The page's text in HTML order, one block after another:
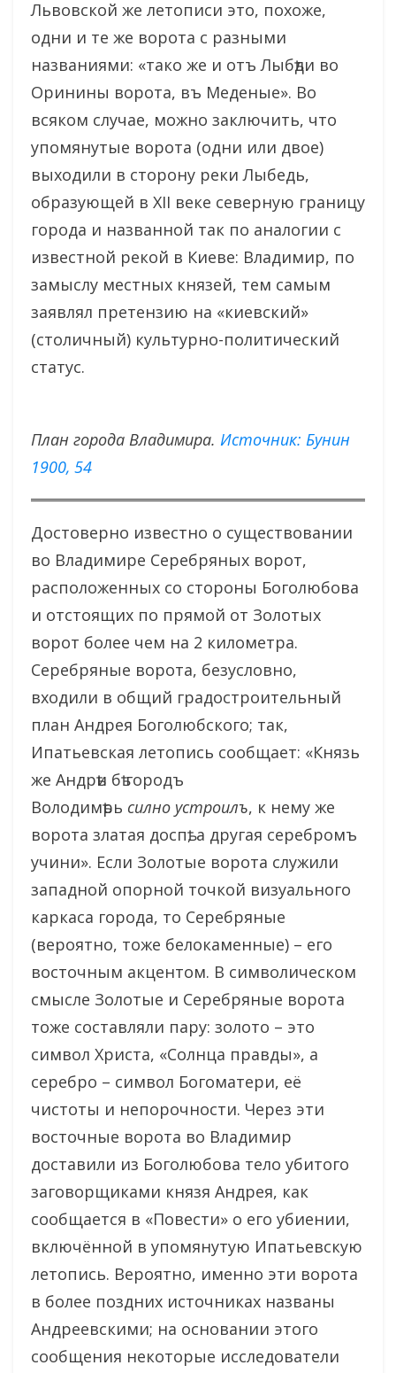
Львовской же летописи это, похоже,
одни и те же ворота с разными
названиями: «тако же и отъ Лыбѣди во
Оринины ворота, въ Меденые». Во
всяком случае, можно заключить, что
упомянутые ворота (одни или двое)
выходили в сторону реки Лыбедь,
образующей в XII веке северную границу
города и названной так по аналогии с
известной рекой в Киеве: Владимир, по
замыслу местных князей, тем самым
заявлял претензию на «киевский»
(столичный) культурно-политический
статус.
План города Владимира. Источник: Бунин
1900, 54
Достоверно известно о существовании
во Владимире Серебряных ворот,
расположенных со стороны Боголюбова
и отстоящих по прямой от Золотых
ворот более чем на 2 километра.
Серебряные ворота, безусловно,
входили в общий градостроительный
план Андрея Боголюбского; так,
Ипатьевская летопись сообщает: «Князь
же Андрѣи бѣ городъ
Володимѣрь силно устроилъ, к нему же
ворота златая доспѣ, а другая серебромъ
учини». Если Золотые ворота служили
западной опорной точкой визуального
каркаса города, то Серебряные
(вероятно, тоже белокаменные) – его
восточным акцентом. В символическом
смысле Золотые и Серебряные ворота
тоже составляли пару: золото – это
символ Христа, «Солнца правды», а
серебро – символ Богоматери, её
чистоты и непорочности. Через эти
восточные ворота во Владимир
доставили из Боголюбова тело убитого
заговорщиками князя Андрея, как
сообщается в «Повести» о его убиении,
включённой в упомянутую Ипатьевскую
летопись. Вероятно, именно эти ворота
в более поздних источниках названы
Андреевскими; на основании этого
сообщения некоторые исследователи